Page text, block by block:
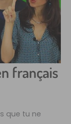
français
que tu ne